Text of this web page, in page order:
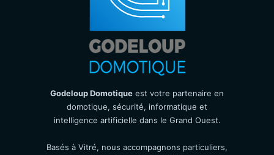
Godeloup Domotique est votre partenaire en
domotique, sécurité, informatique et
intelligence artificielle dans le Grand Ouest.
Basés à Vitré, nous accompagnons particuliers,